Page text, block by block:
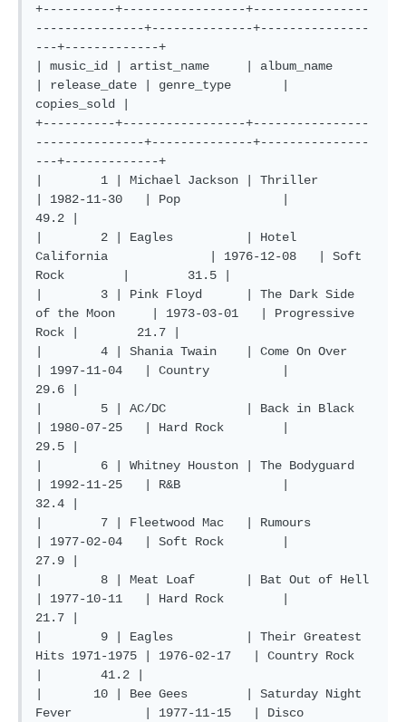
+----------+-----------------+----------------
---------------+--------------+---------------
---+-------------+
| music_id | artist_name     | album_name
| release_date | genre_type       |
copies_sold |
+----------+-----------------+----------------
---------------+--------------+---------------
---+-------------+
|        1 | Michael Jackson | Thriller
| 1982-11-30   | Pop              |
49.2 |
|        2 | Eagles          | Hotel
California              | 1976-12-08   | Soft
Rock        |        31.5 |
|        3 | Pink Floyd      | The Dark Side
of the Moon     | 1973-03-01   | Progressive
Rock |        21.7 |
|        4 | Shania Twain    | Come On Over
| 1997-11-04   | Country          |
29.6 |
|        5 | AC/DC           | Back in Black
| 1980-07-25   | Hard Rock        |
29.5 |
|        6 | Whitney Houston | The Bodyguard
| 1992-11-25   | R&B              |
32.4 |
|        7 | Fleetwood Mac   | Rumours
| 1977-02-04   | Soft Rock        |
27.9 |
|        8 | Meat Loaf       | Bat Out of Hell
| 1977-10-11   | Hard Rock        |
21.7 |
|        9 | Eagles          | Their Greatest
Hits 1971-1975 | 1976-02-17   | Country Rock
|        41.2 |
|       10 | Bee Gees        | Saturday Night
Fever          | 1977-11-15   | Disco